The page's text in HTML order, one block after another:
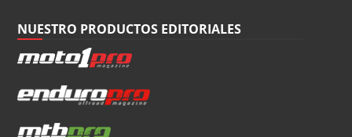
NUESTRO PRODUCTOS EDITORIALES